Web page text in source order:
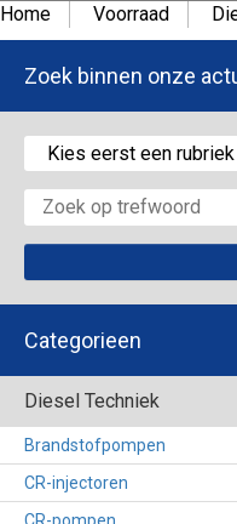
Home
Voorraad
Zoek binnen onze
Categorieen
Diesel Techniek
Brandstofpompen
CR-injectoren